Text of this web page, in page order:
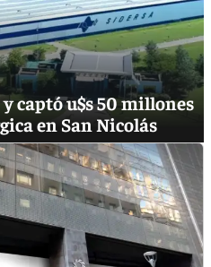
captó u$s 50 millones
en San Nicolás